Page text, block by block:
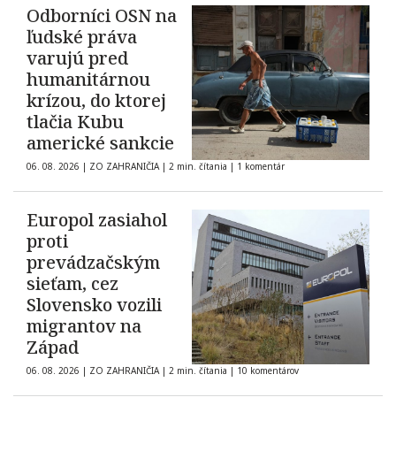
Odborníci OSN na
ľudské práva
varujú pred
humanitárnou
krízou, do ktorej
tlačia Kubu
americké sankcie
06. 08. 2026 | ZO ZAHRANIČIA | 2 min. čítania | 1 komentár
Europol zasiahol
proti
prevádzačským
sieťam, cez
Slovensko vozili
migrantov na
Západ
06. 08. 2026 | ZO ZAHRANIČIA | 2 min. čítania | 10 komentárov